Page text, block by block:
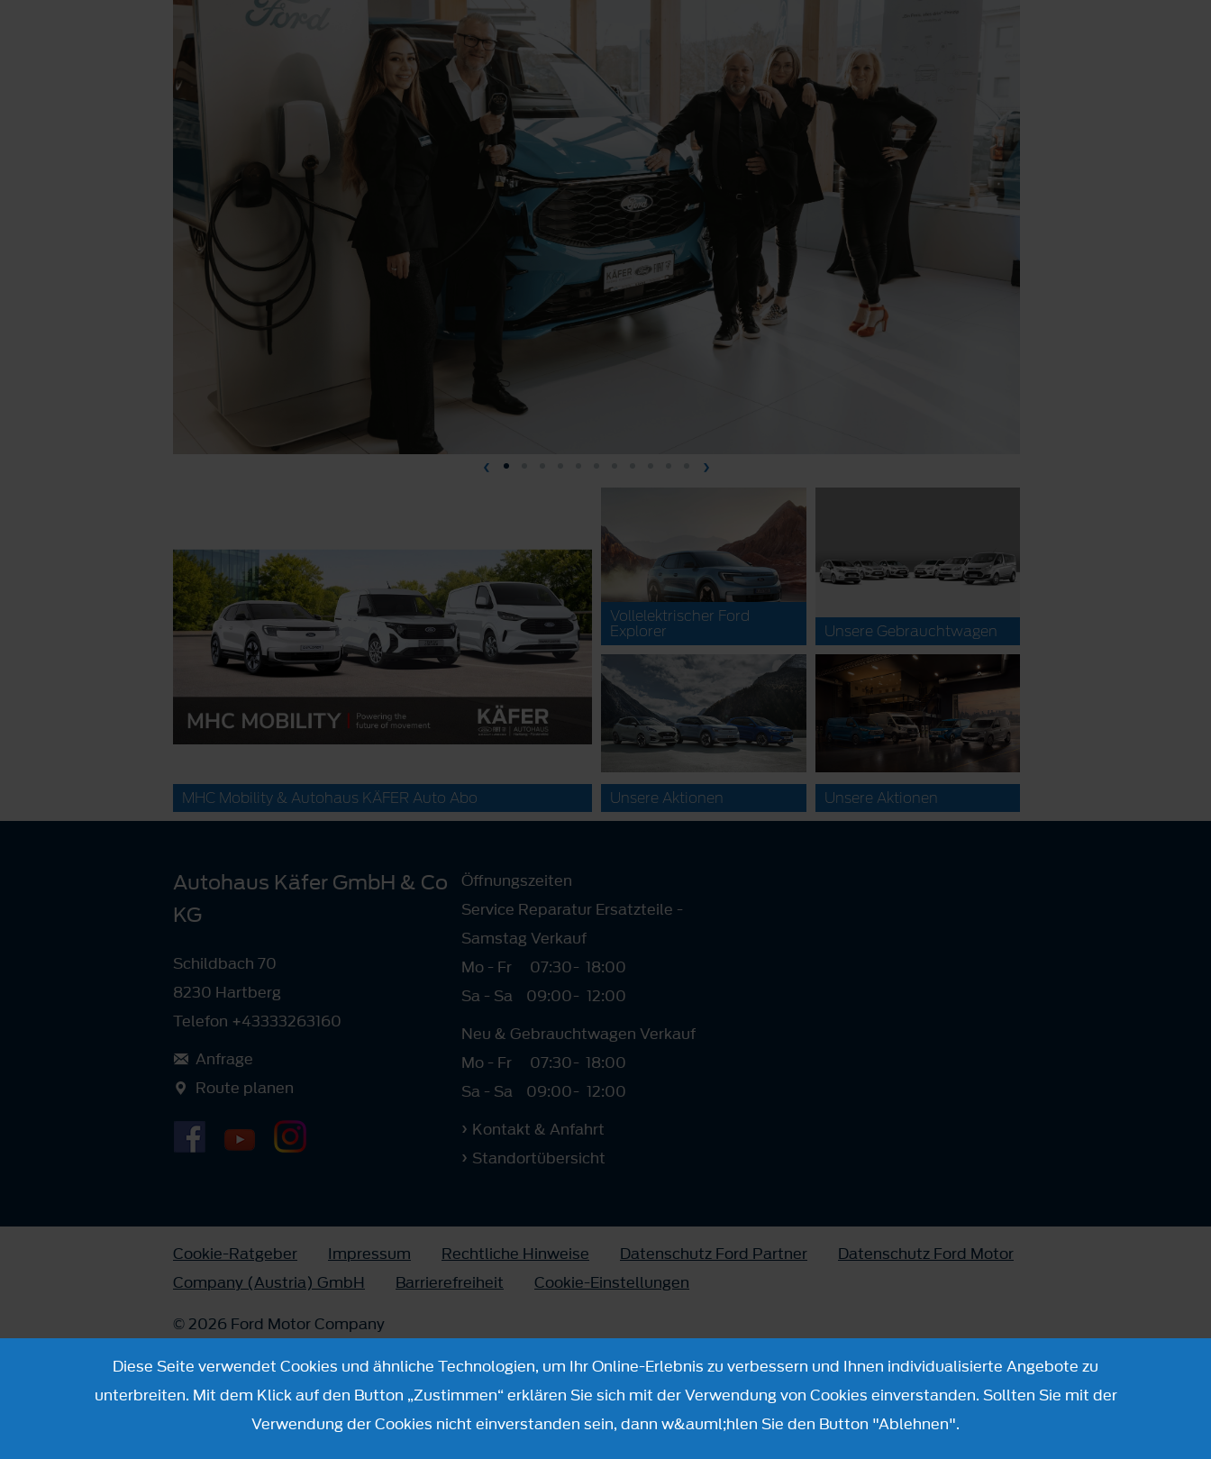
MHC Mobility & Autohaus KÄFER Auto Abo
Vollelektrischer Ford
Explorer
Unsere Gebrauchtwagen
Unsere Aktionen Unsere Aktionen
Autohaus Käfer GmbH & Co
KG
Schildbach 70
8230 Hartberg
Telefon +43333263160
Anfrage
Route planen
Öffnungszeiten
Service Reparatur Ersatzteile -
Samstag Verkauf
Mo - Fr
07:30- 18:00
Sa - Sa
09:00- 12:00
Neu & Gebrauchtwagen Verkauf
Mo - Fr
07:30- 18:00
Sa - Sa
09:00- 12:00
Kontakt & Anfahrt
Standortübersicht
Cookie-Ratgeber Impressum Rechtliche Hinweise Datenschutz Ford Partner
Datenschutz Ford Motor
Company (Austria) GmbH
Barrierefreiheit
Cookie-Einstellungen
© 2026 Ford Motor Company
Diese Seite verwendet Cookies und ähnliche Technologien, um Ihr Online-Erlebnis zu verbessern und Ihnen individualisierte Angebote zu
unterbreiten. Mit dem Klick auf den Button „Zustimmen“ erklären Sie sich mit der Verwendung von Cookies einverstanden. Sollten Sie mit der
Verwendung der Cookies nicht einverstanden sein, dann w&auml;hlen Sie den Button "Ablehnen".